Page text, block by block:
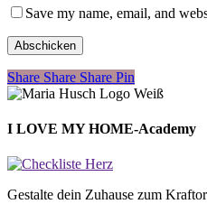
Save my name, email, and
Share
Share Share Share Pin
I LOVE MY HOME-Academy
Gestalte dein Zuhause zum